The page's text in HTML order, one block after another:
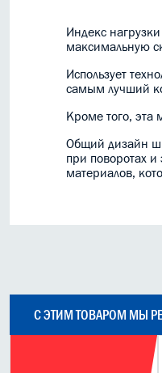
Индекс
максимальную
Использует
самым лучший
Кроме того, эта
Общий дизайн
при поворотах
материалов,
С ЭТИМ ТОВАРОМ МЫ